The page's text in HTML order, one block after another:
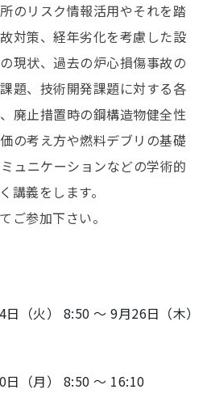
のリスク情報活用やそれを踏
対策、経年劣化を考慮した設
現状、過去の炉心損傷事故の
題、技術開発課題に対する各
廃止措置時の鋼構造物健全性
の考え方や燃料デブリの基礎
ュニケーションなどの学術的
講義をします。
ご参加下さい。
（火） 8:50 ～ 9月26日（木）
（月） 8:50 ～ 16:10